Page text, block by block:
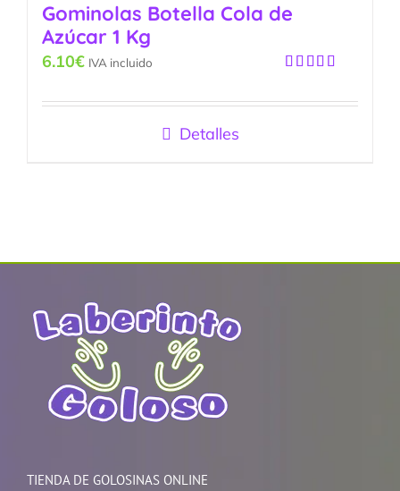
Gominolas Botella Cola de
Azúcar 1 Kg
5
6.10€ IVA incluido
Detalles
TIENDA DE GOLOSINAS ONLINE